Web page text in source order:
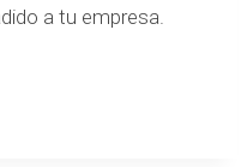
a tu empresa.